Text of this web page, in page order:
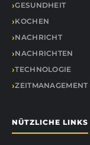
GESUNDHEIT
KOCHEN
NACHRICHT
NACHRICHTEN
TECHNOLOGIE
ZEITMANAGEMENT
NÜTZLICHE LINKS